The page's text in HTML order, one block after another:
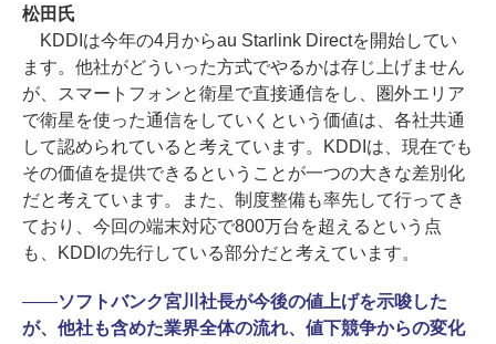
松田氏
KDDIは今年の4月からau Starlink Directを開始してい
ます。他社がどういった方式でやるかは存じ上げません
が、スマートフォンと衛星で直接通信をし、圏外エリア
で衛星を使った通信をしていくという価値は、各社共通
して認められていると考えています。KDDIは、現在でも
その価値を提供できるということが一つの大きな差別化
だと考えています。また、制度整備も率先して行ってき
ており、今回の端末対応で800万台を超えるという点
も、KDDIの先行している部分だと考えています。
――ソフトバンク宮川社長が今後の値上げを示唆した
が、他社も含めた業界全体の流れ、値下競争からの変化